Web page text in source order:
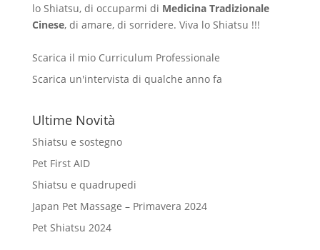
lo Shiatsu, di occuparmi di Medicina Tradizionale
Cinese, di amare, di sorridere. Viva lo Shiatsu !!!
Scarica il mio Curriculum Professionale
Scarica un'intervista di qualche anno fa
Ultime Novità
Shiatsu e sostegno
Pet First AID
Shiatsu e quadrupedi
Japan Pet Massage – Primavera 2024
Pet Shiatsu 2024